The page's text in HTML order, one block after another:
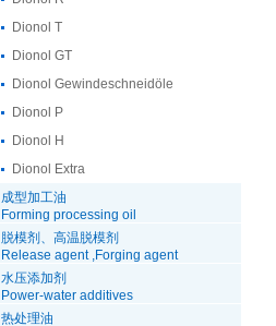
Dionol T
Dionol GT
Dionol Gewindeschneidöle
Dionol P
Dionol H
Dionol Extra
成型加工油
Forming processing oil
脱模剂、高温脱模剂
Release agent ,Forging agent
水压添加剂
Power-water additives
热处理油